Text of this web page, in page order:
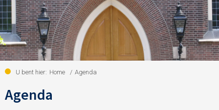
Home
Over ons
Nieuws
Agenda
U bent hier: Home / Agenda
Agenda